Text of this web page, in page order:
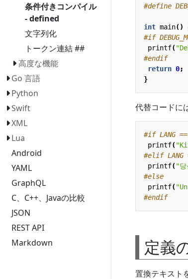
条件付きコンパイル
- defined
文字列化
トークン連結 ##
高度な機能
Go 言語
Python
Swift
XML
Lua
Android
YAML
GraphQL
C、C++、Javaの比較
JSON
REST API
Markdown
int main()
printf(
return 0;
}
代替コードに
printf(
printf("
printf(
定義
置換テキスト